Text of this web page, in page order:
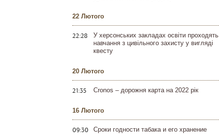
22 Лютого
22:28
У херсонських закладах освіти проходять
навчання з цивільного захисту у вигляді
квесту
20 Лютого
21:35 Cronos – дорожня карта на 2022 рік
16 Лютого
09:30 Сроки годности табака и его хранение